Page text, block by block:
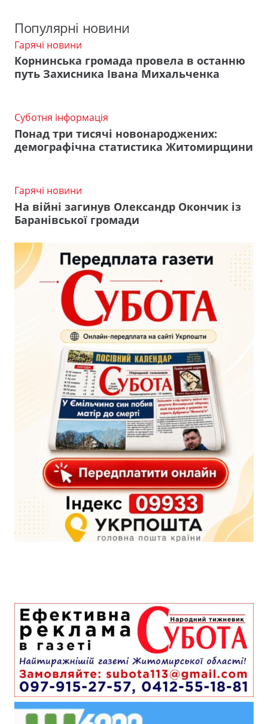
Популярні новини
Гарячі новини
Корнинська громада провела в останню
путь Захисника Івана Михальченка
Суботня інформація
Понад три тисячі новонароджених:
демографічна статистика Житомирщини
Гарячі новини
На війні загинув Олександр Окончик із
Баранівської громади